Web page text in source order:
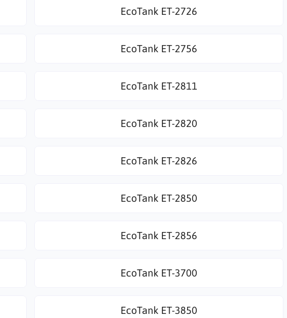
EcoTank ET-2726
EcoTank ET-2756
EcoTank ET-2811
EcoTank ET-2820
EcoTank ET-2826
EcoTank ET-2850
EcoTank ET-2856
EcoTank ET-3700
EcoTank ET-3850